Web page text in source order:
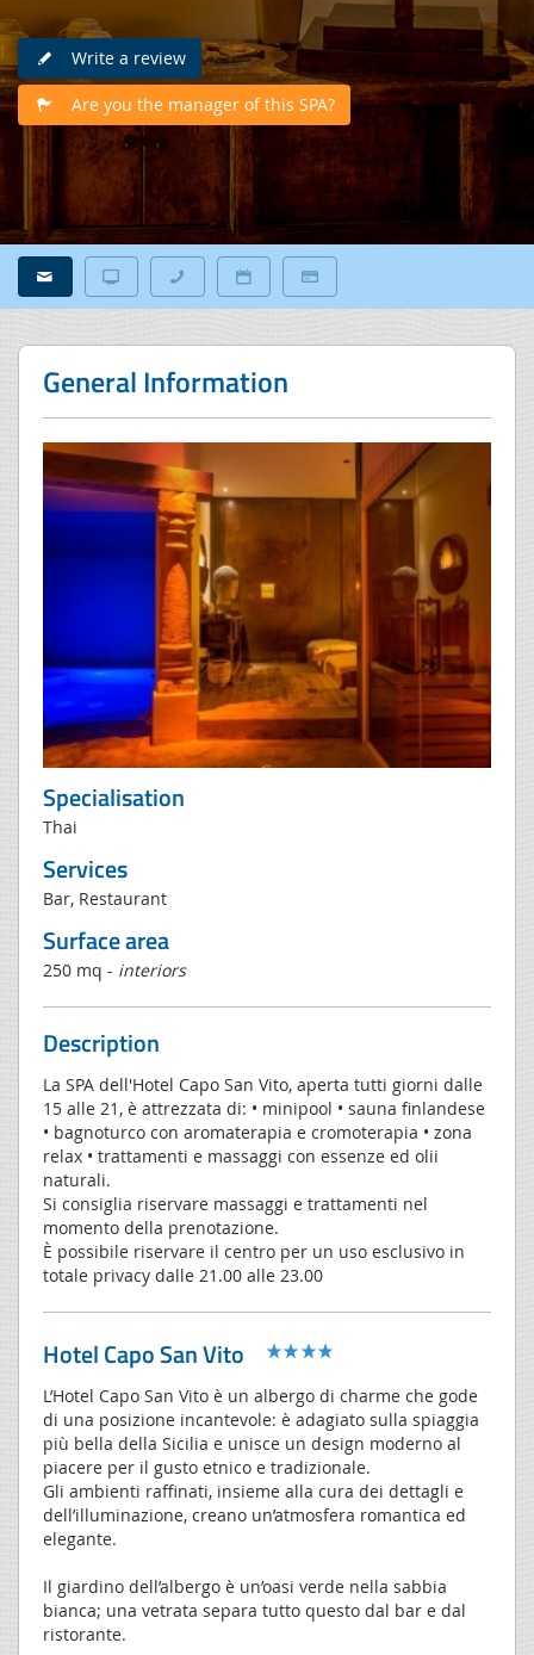
Write a review
Are you the manager of this SPA?
General Information
Specialisation
Thai
Services
Bar, Restaurant
Surface area
250 mq - interiors
Description
La SPA dell'Hotel Capo San Vito, aperta tutti giorni dalle
15 alle 21, è attrezzata di: • minipool • sauna finlandese
• bagnoturco con aromaterapia e cromoterapia • zona
relax • trattamenti e massaggi con essenze ed olii
naturali.
Si consiglia riservare massaggi e trattamenti nel
momento della prenotazione.
È possibile riservare il centro per un uso esclusivo in
totale privacy dalle 21.00 alle 23.00
Hotel Capo San Vito
L’Hotel Capo San Vito è un albergo di charme che gode
di una posizione incantevole: è adagiato sulla spiaggia
più bella della Sicilia e unisce un design moderno al
piacere per il gusto etnico e tradizionale.
Gli ambienti raffinati, insieme alla cura dei dettagli e
dell’illuminazione, creano un’atmosfera romantica ed
elegante.
Il giardino dell’albergo è un’oasi verde nella sabbia
bianca; una vetrata separa tutto questo dal bar e dal
ristorante.